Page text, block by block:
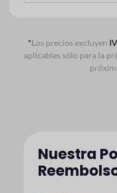
*Los precios excluyen
aplicables sólo para la
Nuestra